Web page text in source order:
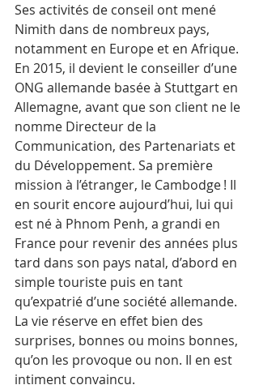
Ses activités de conseil ont mené
Nimith dans de nombreux pays,
notamment en Europe et en Afrique.
En 2015, il devient le conseiller d’une
ONG allemande basée à Stuttgart en
Allemagne, avant que son client ne le
nomme Directeur de la
Communication, des Partenariats et
du Développement. Sa première
mission à l’étranger, le Cambodge ! Il
en sourit encore aujourd’hui, lui qui
est né à Phnom Penh, a grandi en
France pour revenir des années plus
tard dans son pays natal, d’abord en
simple touriste puis en tant
qu’expatrié d’une société allemande.
La vie réserve en effet bien des
surprises, bonnes ou moins bonnes,
qu’on les provoque ou non. Il en est
intiment convaincu.